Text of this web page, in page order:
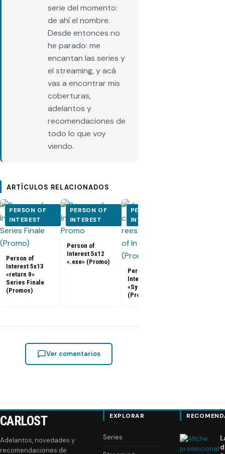
serie del momento:
de ahí el nombre.
Desde entonces no
he parado: me
encantan las series y
el streaming, y acá
vas a encontrar mis
coberturas,
adelantos y
recomendaciones de
todo lo que voy
viendo.
ARTÍCULOS RELACIONADOS
PERSON OF
INTEREST
Person of
Interest 5x13
«return 0»
Series Finale
(Promos)
PERSON OF
INTEREST
Person of
Interest 5x12
«.exe» (Promo)
PERSON OF
INTEREST
Person of
Interest 5x11
«Synecdoche»
(Promo)
Ver comentarios
CARLOST
Adelantos, novedades y
recomendaciones de
EXPLORAR
Series